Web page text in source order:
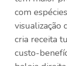
com
visualização
cria receita
custo-